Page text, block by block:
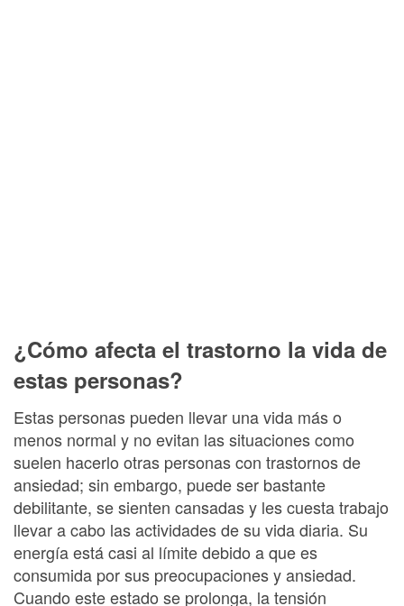
¿Cómo afecta el trastorno la vida de
estas personas?
Estas personas pueden llevar una vida más o
menos normal y no evitan las situaciones como
suelen hacerlo otras personas con trastornos de
ansiedad; sin embargo, puede ser bastante
debilitante, se sienten cansadas y les cuesta trabajo
llevar a cabo las actividades de su vida diaria. Su
energía está casi al límite debido a que es
consumida por sus preocupaciones y ansiedad.
Cuando este estado se prolonga, la tensión